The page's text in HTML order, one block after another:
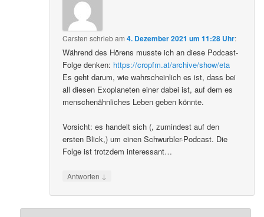
Carsten schriebam4. Dezember 2021 um 11:28 Uhr:
Während des Hörens musste ich an diese Podcast-
Folge denken: https://cropfm.at/archive/show/eta
Es geht darum, wie wahrscheinlich es ist, dass bei
all diesen Exoplaneten einer dabei ist, auf dem es
menschenähnliches Leben geben könnte.
Vorsicht: es handelt sich (, zumindest auf den
ersten Blick,) um einen Schwurbler-Podcast. Die
Folge ist trotzdem interessant…
Antworten ↓